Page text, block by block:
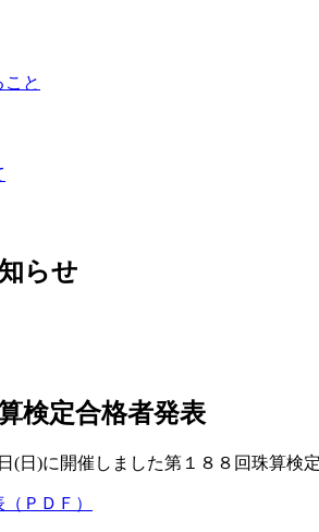
と
らせ
検定合格者発表
(日)に開催しました第１８８回珠算検
ＰＤＦ）